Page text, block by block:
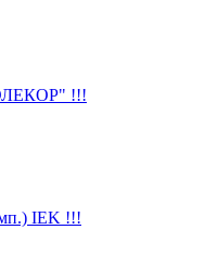
!!!
IEK !!!